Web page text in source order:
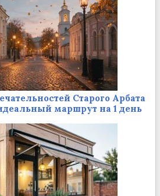
Старого Арбата
маршрут на 1 день